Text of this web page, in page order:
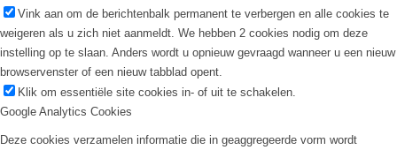
Vink aan om de berichtenbalk permanent te verbergen en alle cookies te
weigeren als u zich niet aanmeldt. We hebben 2 cookies nodig om deze
instelling op te slaan. Anders wordt u opnieuw gevraagd wanneer u een nieuw
browservenster of een nieuw tabblad opent.
Klik om essentiële site cookies in- of uit te schakelen.
Google Analytics Cookies
Deze cookies verzamelen informatie die in geaggregeerde vorm wordt